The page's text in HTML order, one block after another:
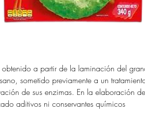
obtenido a partir de la laminación del
sometido previamente a un
de sus enzimas. En la elaboración
aditivos ni conservantes químicos